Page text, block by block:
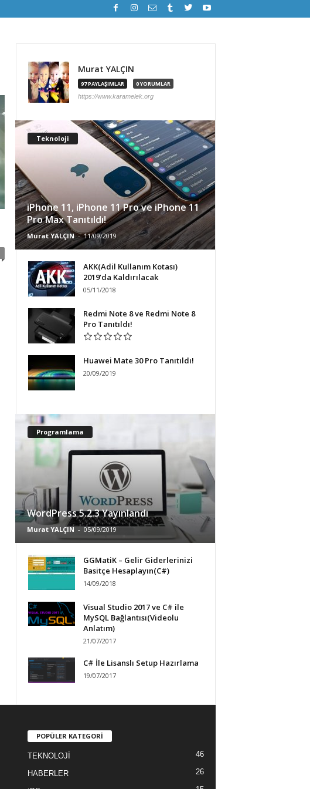
Murat YALÇIN
97 PAYLAŞIMLAR 0 YORUMLAR
https://www.karamelek.org
Teknoloji
iPhone 11, iPhone 11 Pro ve iPhone 11
Pro Max Tanıtıldı!
Murat YALÇIN - 11/09/2019
AKK(Adil Kullanım Kotası)
2019’da Kaldırılacak
05/11/2018
Redmi Note 8 ve Redmi Note 8
Pro Tanıtıldı!
Huawei Mate 30 Pro Tanıtıldı!
20/09/2019
Programlama
WordPress 5.2.3 Yayınlandı
Murat YALÇIN - 05/09/2019
GGMatiK – Gelir Giderlerinizi
Basitçe Hesaplayın(C#)
14/09/2018
Visual Studio 2017 ve C# ile
MySQL Bağlantısı(Videolu
Anlatım)
21/07/2017
C# İle Lisanslı Setup Hazırlama
19/07/2017
POPÜLER KATEGORİ
TEKNOLOJİ 46
HABERLER 26